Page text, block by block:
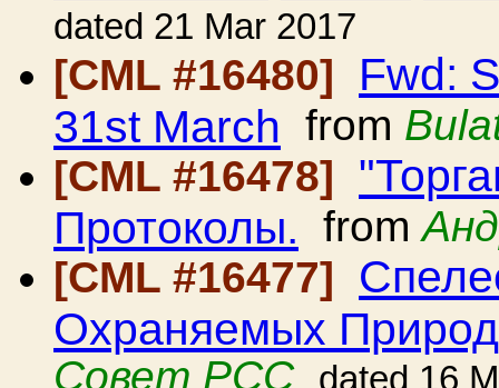
dated 21 Mar 2017
[CML #16480] Fwd:
31st March from
[CML #16478]
Протоколы. from
[CML #16477]
Охраняемых
Совет РСС
dated 16